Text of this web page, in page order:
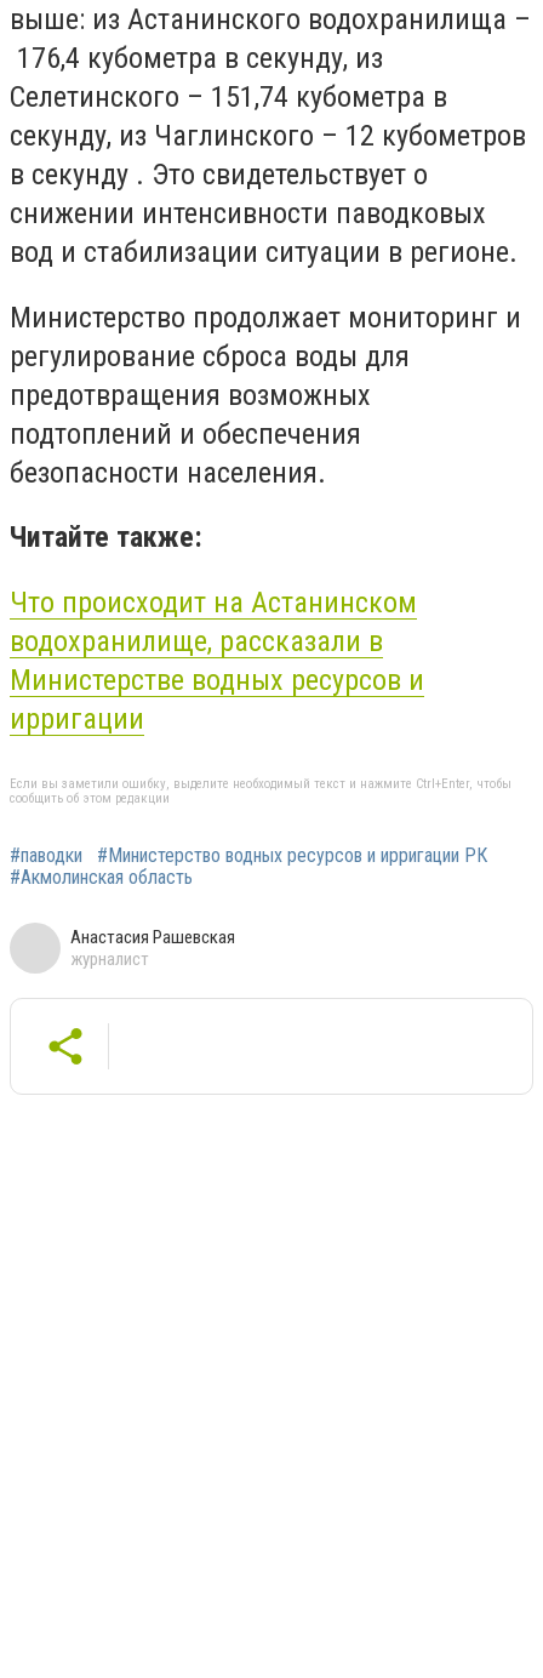
выше: из Астанинского водохранилища –
176,4 кубометра в секунду, из
Селетинского – 151,74 кубометра в
секунду, из Чаглинского – 12 кубометров
в секунду . Это свидетельствует о
снижении интенсивности паводковых
вод и стабилизации ситуации в регионе.
Министерство продолжает мониторинг и
регулирование сброса воды для
предотвращения возможных
подтоплений и обеспечения
безопасности населения.
Читайте также:
Что происходит на Астанинском
водохранилище, рассказали в
Министерстве водных ресурсов и
ирригации
Если вы заметили ошибку, выделите необходимый текст и нажмите Ctrl+Enter, чтобы
сообщить об этом редакции
#паводки
#Министерство водных ресурсов и ирригации РК
#Акмолинская область
Анастасия Рашевская
журналист